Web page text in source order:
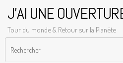
contenu
J'AI UNE
Tour du monde & Retour sur la Planète